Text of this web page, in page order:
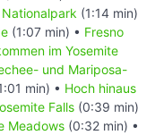
(1:14 min)
(1:07 min) • Fresno
im Yosemite
und Mariposa-
min) • Hoch hinaus
Falls (0:39 min)
Meadows (0:32 min) •